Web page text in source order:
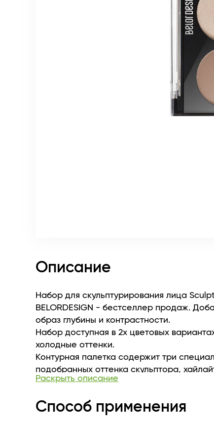
Описание
Набор для скульптурирования лица
BELORDESIGN - бестселлер продаж.
образ глубины и контрастности.
Набор доступная в 2х цветовых
холодные оттенки.
Контурная палетка содержит три
подобранных оттенка скульптора,
для контурирования, выделения и сияния.
на кожу лица легкой вуалью. Для более
Раскрыть описание
Способ применения